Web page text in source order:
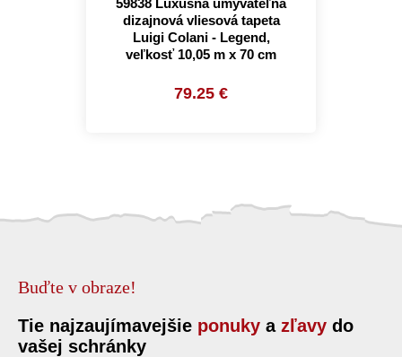
59838 Luxusná umývateľná
dizajnová vliesová tapeta
Luigi Colani - Legend,
veľkosť 10,05 m x 70 cm
79.25 €
Buďte v obraze!
Tie najzaujímavejšie ponuky a zľavy do
vašej schránky